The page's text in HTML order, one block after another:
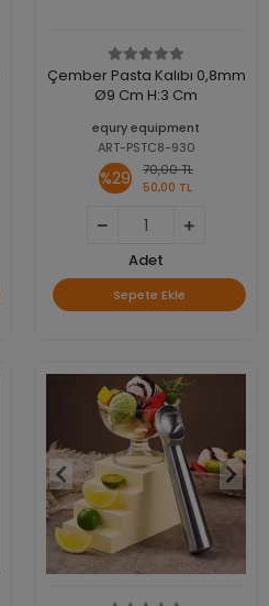
Çember Pasta Kalıbı 0,8mm
Ø9 Cm H:3 Cm
equry equipment
ART-PSTC8-930
%29
70,00 TL
50,00 TL
Adet
Sepete Ekle